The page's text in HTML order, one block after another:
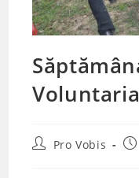
PostPro Vobis